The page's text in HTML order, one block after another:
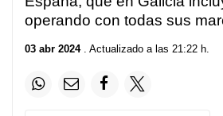
operando con todas sus
03 abr 2024. Actualizado a las 21:22 h.